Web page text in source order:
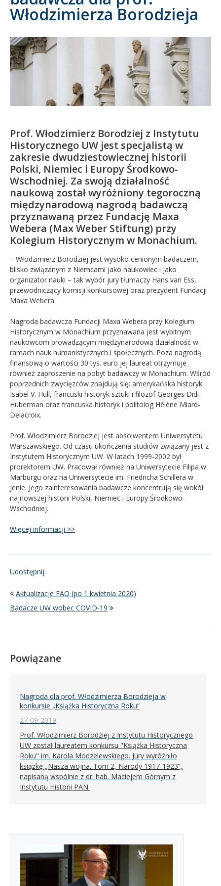
Kandydat
Absolwent
Włodzimierza Borodzieja
Prof. Włodzimierz Borodziej z Instytutu
Historycznego UW jest specjalistą w
zakresie dwudziestowiecznej historii
Polski, Niemiec i Europy Środkowo-
Wschodniej. Za swoją działalność
naukową został wyróżniony tegoroczną
międzynarodową nagrodą badawczą
przyznawaną przez Fundację Maxa
Webera (Max Weber Stiftung) przy
Kolegium Historycznym w Monachium.
– Włodzimierz Borodziej jest wysoko cenionym badaczem,
blisko związanym z Niemcami jako naukowiec i jako
organizator nauki – tak wybór jury tłumaczy Hans van Ess,
przewodniczący komisji konkursowej oraz prezydent Fundacji
Maxa Webera.
Nagroda badawcza Fundacji Maxa Webera przy Kolegium
Historycznym w Monachium przyznawana jest wybitnym
naukowcom prowadzącym międzynarodową działalność w
ramach nauk humanistycznych i społecznych. Poza nagrodą
finansową o wartości 30 tys. euro jej laureat otrzymuje
również zaproszenie na pobyt badawczy w Monachium. Wśród
poprzednich zwycięzców znajdują się: amerykańska historyk
Isabel V. Hull, francuski historyk sztuki i filozof Georges Didi-
Huberman oraz francuska historyk i politolog Hélène Miard-
Delacroix.
Prof. Włodzimierz Borodziej jest absolwentem Uniwersytetu
Warszawskiego. Od czasu ukończenia studiów związany jest z
Instytutem Historycznym UW. W latach 1999-2002 był
prorektorem UW. Pracował również na Uniwersytecie Filipa w
Marburgu oraz na Uniwersytecie im. Friedricha Schillera w
Jenie. Jego zainteresowania badawcze koncentrują się wokół
najnowszej historii Polski, Niemiec i Europy Środkowo-
Wschodniej.
Więcej informacji >>
Udostępnij:
Aktualizacje FAQ (po 1 kwietnia 2020)
Badacze UW wobec COVID-19
Powiązane
Nagroda dla prof. Włodzimierza Borodzieja w
konkursie „Książka Historyczna Roku”
27-09-2019
Prof. Włodzimierz Borodziej z Instytutu Historycznego
UW został laureatem konkursu "Książka Historyczna
Roku" im. Karola Modzelewskiego. Jury wyróżniło
książkę „Nasza wojna. Tom 2, Narody 1917-1923”,
napisaną wspólnie z dr. hab. Maciejem Górnym z
Instytutu Historii PAN.